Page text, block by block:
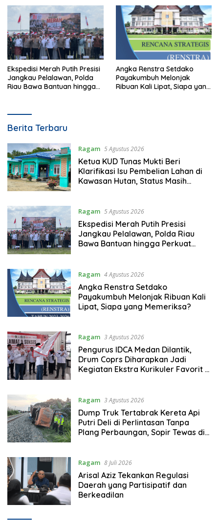
Ekspedisi Merah Putih Presisi
Jangkau Pelalawan, Polda
Riau Bawa Bantuan hingga
Angka Renstra Setdako
Payakumbuh Melonjak
Ribuan Kali Lipat, Siapa yang
cadiak.com
Berita Terbaru
Ragam 5 Agustus 2026
Ketua KUD Tunas Mukti Beri
Klarifikasi Isu Pembelian Lahan di
Kawasan Hutan, Status Masih
Ragam 5 Agustus 2026
Ekspedisi Merah Putih Presisi
Jangkau Pelalawan, Polda Riau
Bawa Bantuan hingga Perkuat
Ragam 4 Agustus 2026
Angka Renstra Setdako
Payakumbuh Melonjak Ribuan Kali
Lipat, Siapa yang Memeriksa?
Ragam 3 Agustus 2026
Pengurus IDCA Medan Dilantik,
Drum Coprs Diharapkan Jadi
Kegiatan Ekstra Kurikuler Favorit di
Ragam 3 Agustus 2026
Dump Truk Tertabrak Kereta Api
Putri Deli di Perlintasan Tanpa
Plang Perbaungan, Sopir Tewas di
Ragam 8 Juli 2026
Arisal Aziz Tekankan Regulasi
Daerah yang Partisipatif dan
Berkeadilan